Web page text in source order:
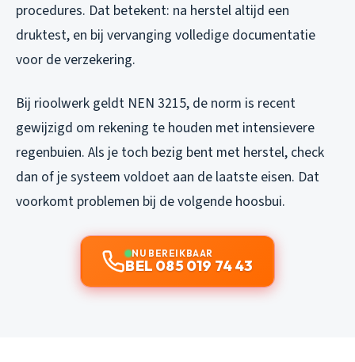
procedures. Dat betekent: na herstel altijd een
druktest, en bij vervanging volledige documentatie
voor de verzekering.
Bij rioolwerk geldt NEN 3215, de norm is recent
gewijzigd om rekening te houden met intensievere
regenbuien. Als je toch bezig bent met herstel, check
dan of je systeem voldoet aan de laatste eisen. Dat
voorkomt problemen bij de volgende hoosbui.
NU BEREIKBAAR
BEL 085 019 74 43